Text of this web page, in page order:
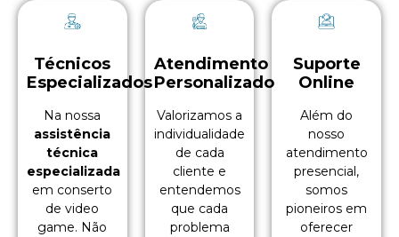
Técnicos
Especializados
Na nossa
assistência
técnica
especializada
em conserto
de video
game. Não
Atendimento
Personalizado
Valorizamos a
individualidade
de cada
cliente e
entendemos
que cada
problema
Suporte
Online
Além do
nosso
atendimento
presencial,
somos
pioneiros em
oferecer